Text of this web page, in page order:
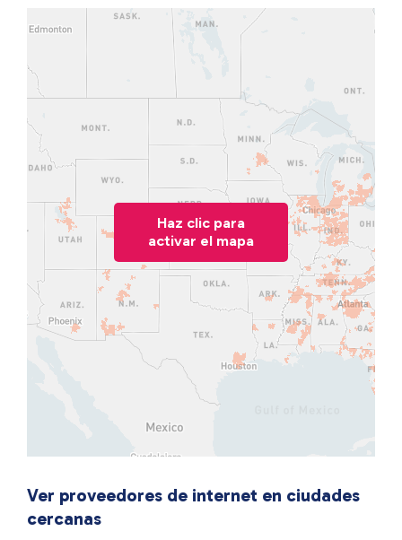
Haz clic para
activar el mapa
Ver proveedores de internet en ciudades
cercanas